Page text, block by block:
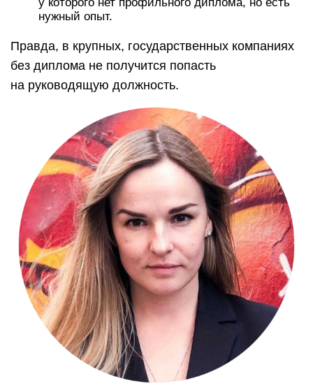
нужный опыт.
Правда, в крупных, государственных компаниях
без диплома не получится попасть
на руководящую должность.